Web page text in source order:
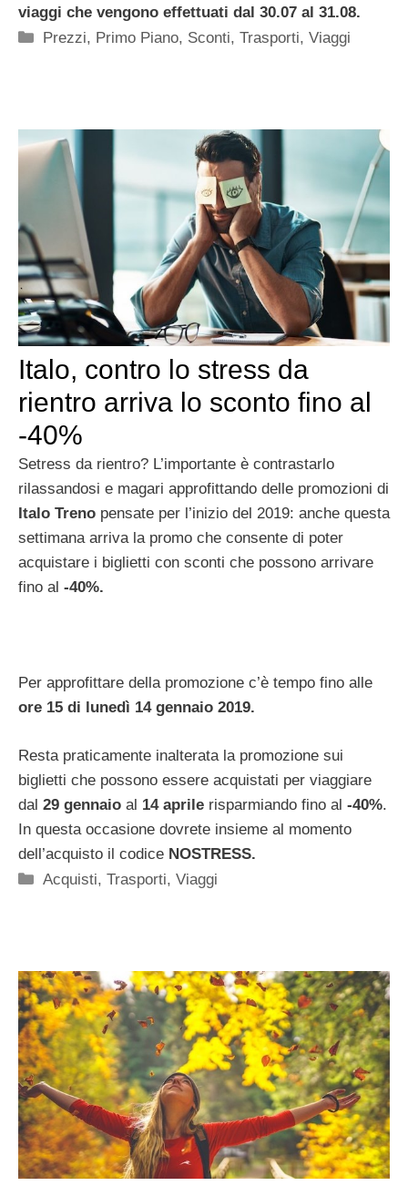
viaggi che vengono effettuati dal 30.07 al 31.08.
Categorie
Prezzi, Primo Piano, Sconti,Trasporti,Viaggi
Italo, contro lo stress da
rientro arriva lo sconto fino al
-40%
Setress da rientro? L’importante è contrastarlo
rilassandosi e magari approfittando delle promozioni di
Italo Treno pensate per l’inizio del 2019: anche questa
settimana arriva la promo che consente di poter
acquistare i biglietti con sconti che possono arrivare
fino al -40%.
Per approfittare della promozione c’è tempo fino alle
ore 15 di lunedì 14 gennaio 2019.
Resta praticamente inalterata la promozione sui
biglietti che possono essere acquistati per viaggiare
dal 29 gennaio al 14 aprile risparmiando fino al -40%.
In questa occasione dovrete insieme al momento
dell’acquisto il codice NOSTRESS.
Categorie
Acquisti,Trasporti,Viaggi